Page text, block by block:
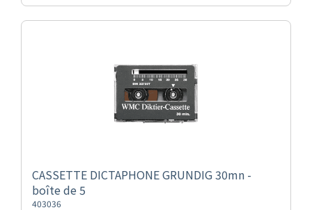
CASSETTE DICTAPHONE GRUNDIG 30mn -
boîte de 5
403036